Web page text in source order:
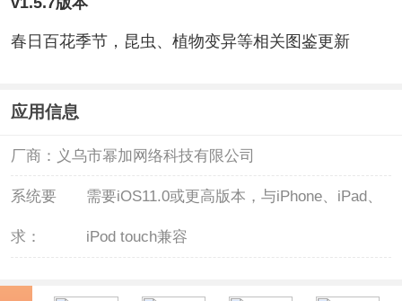
春日百花季节，昆虫、植物变异等相关图鉴更新
应用信息
厂商： 义乌市幂加网络科技有限公司
系统要
求：
需要iOS11.0或更高版本，与iPhone、iPad、
iPod touch兼容